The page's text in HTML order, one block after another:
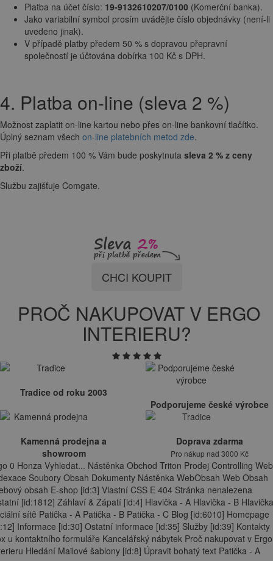
Platba na účet číslo: 19-9132610207/0100 (Komerční banka).
Jako variabilní symbol prosím uvádějte číslo objednávky (není-li
uvedeno jinak).
V případě platby předem 50 % s dopravou přepravní
společností je účtována dobírka 100 Kč s DPH.
4. Platba on-line (sleva 2 %)
Možnost zaplatit on-line kartou nebo přes on-line bankovní tlačítko.
Úplný seznam všech on-line platebních metod zde.
Při platbě předem 100 % Vám bude poskytnuta sleva 2 % z ceny
zboží.
Službu zajišťuje Comgate.
CHCI KOUPIT
PROČ NAKUPOVAT V ERGO
INTERIERU?
Tradice od roku 2003
Podporujeme české výrobce
Kamenná prodejna a
showroom
Doprava zdarma
Pro nákup nad 3000 Kč
0 Honza Vyhledat... Nástěnka Obchod Triton Prodej Controlling Web
Soubory Obsah Dokumenty Nástěnka WebObsah Web Obsah
obsah E-shop [id:3] Vlastní CSS E 404 Stránka nenalezena
[id:1812] Záhlaví & Zápatí [id:4] Hlavička - A Hlavička - B
sítě Patička - A Patička - B Patička - C Blog [id:6010] Homepage
Informace [id:30] Ostatní informace [id:35] Služby [id:39] Kontakty
u kontaktního formuláře Kancelářský nábytek Proč nakupovat v Ergo
Hledání Mailové šablony [id:8] Úpravit bohatý text Patička - A